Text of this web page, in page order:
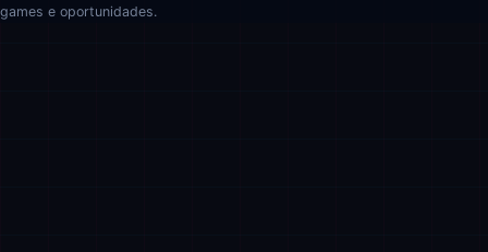
games e oportunidades.